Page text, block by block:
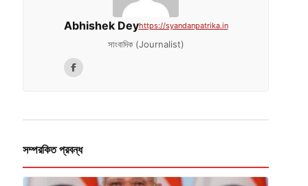
Abhishek Deyhttps://syandanpatrika.in
সাংবাদিক (Journalist)
সম্পরকিত প্রবন্ধ